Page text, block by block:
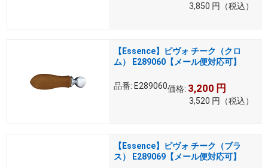
3,850 円 （税込）
【Essence】ピヴォ チーク（クロ
ム） E289060【メール便対応可】
品番: E289060価格: 3,200 円
3,520 円 （税込）
【Essence】ピヴォ チーク（ブラ
ス） E289069【メール便対応可】